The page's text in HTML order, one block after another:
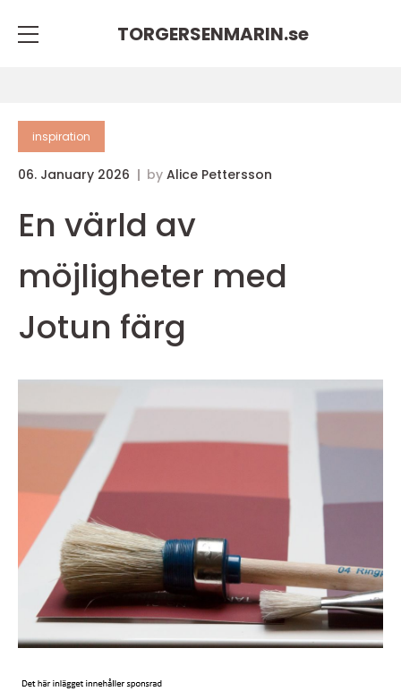
TORGERSENMARIN.se
inspiration
06. January 2026 by Alice Pettersson
En värld av
möjligheter med
Jotun färg